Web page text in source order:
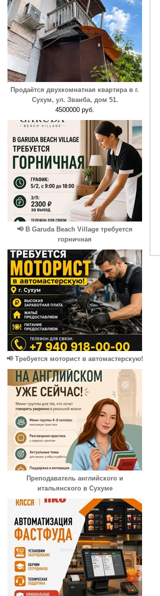
Продаётся двухкомнатная квартира в г.
Сухум, ул. Званба, дом 51.
4500000 руб.
📢 В Garuda Beach Village требуется
горничная
📢 Требуется моторист в автомастерскую!
Преподаватель английского и
итальянского в Сухуме